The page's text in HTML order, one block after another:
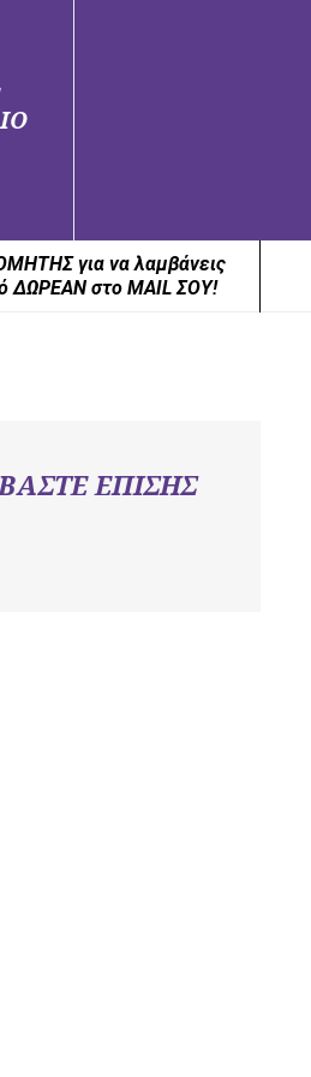
για να λαμβάνεις
ΔΩΡΕΑΝ στο MAIL ΣΟΥ!
ΕΠΙΣΗΣ